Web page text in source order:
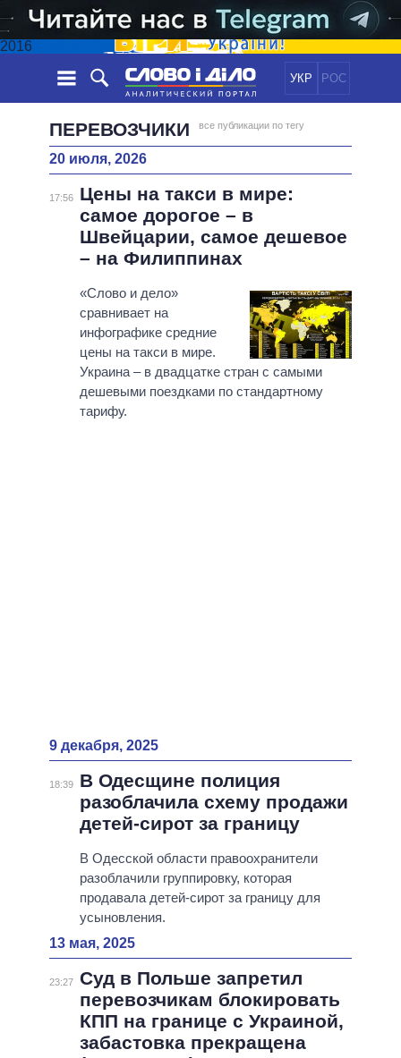
2016
УКР РОС
НОВОСТИ
ЛЕНТА
СОБЫТИЯ
СТАТЬИ
МНЕНИЯ
ДАЙДЖЕСТЫ
ЭКОНОМИКА
ОБЩЕСТВО
МИР
ПОЛИТИКИ
ВСЕ ПОЛИТИКИ
ВЕРХОВНАЯ РАДА
КАБИНЕТ МИНИСТРОВ
ГЛАВЫ ОБЛАДМИНИСТРАЦИЙ
МЭРЫ
ВСЕ ПЕРСОНЫ
ИНФОГРАФИКА
ПОДДЕРЖАТЬ
СРАВНЕНИЕ ПОЛИТИКОВ
ПЕРЕВОЗЧИКИ все публикации по тегу
20 июля, 2026
17:56
Цены на такси в мире:
самое дорогое – в
Швейцарии, самое дешевое
– на Филиппинах
«Слово и дело»
сравнивает на
инфографике средние
цены на такси в мире.
Украина – в двадцатке стран с самыми
дешевыми поездками по стандартному
тарифу.
9 декабря, 2025
18:39
В Одесщине полиция
разоблачила схему продажи
детей-сирот за границу
В Одесской области правоохранители
разоблачили группировку, которая
продавала детей-сирот за границу для
усыновления.
13 мая, 2025
23:27 Суд в Польше запретил
перевозчикам блокировать
КПП на границе с Украиной,
забастовка прекращена